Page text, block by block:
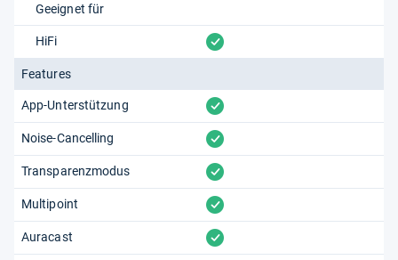
Geeignet für
HiFi vorhanden
Features
App-Unterstützung vorhanden
Noise-Cancelling vorhanden
Transparenzmodus vorhanden
Multipoint vorhanden
Auracast vorhanden